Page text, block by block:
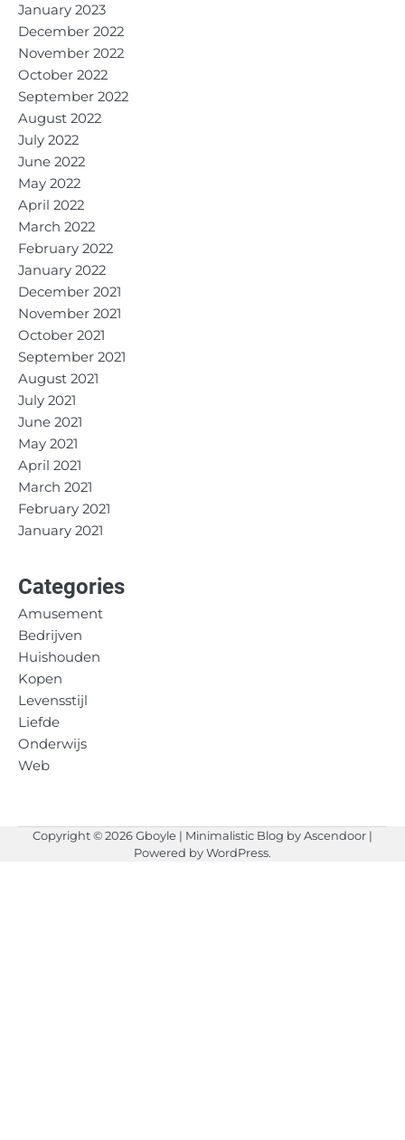
January 2023
December 2022
November 2022
October 2022
September 2022
August 2022
July 2022
June 2022
May 2022
April 2022
March 2022
February 2022
January 2022
December 2021
November 2021
October 2021
September 2021
August 2021
July 2021
June 2021
May 2021
April 2021
March 2021
February 2021
January 2021
Categories
Amusement
Bedrijven
Huishouden
Kopen
Levensstijl
Liefde
Onderwijs
Web
Copyright © 2026Gboyle | Minimalistic Blog byAscendoor |
Powered byWordPress.